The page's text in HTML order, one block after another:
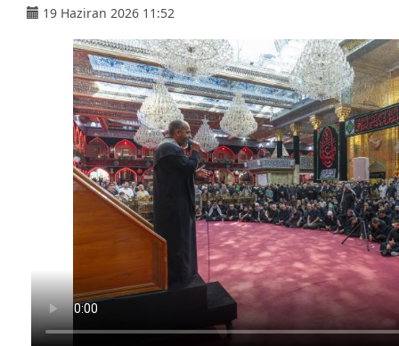
19 Haziran 2026 11:52